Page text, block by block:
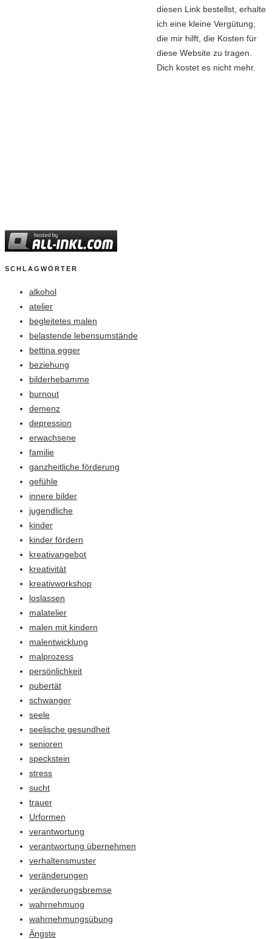
diesen Link bestellst, erhalte
ich eine kleine Vergütung,
die mir hilft, die Kosten für
diese Website zu tragen.
Dich kostet es nicht mehr.
SCHLAGWÖRTER
alkohol
atelier
begleitetes malen
belastende lebensumstände
bettina egger
beziehung
bilderhebamme
burnout
demenz
depression
erwachsene
familie
ganzheitliche förderung
gefühle
innere bilder
jugendliche
kinder
kinder fördern
kreativangebot
kreativität
kreativworkshop
loslassen
malatelier
malen mit kindern
malentwicklung
malprozess
persönlichkeit
pubertät
schwanger
seele
seelische gesundheit
senioren
speckstein
stress
sucht
trauer
Urformen
verantwortung
verantwortung übernehmen
verhaltensmuster
veränderungen
veränderungsbremse
wahrnehmung
wahrnehmungsübung
Ängste